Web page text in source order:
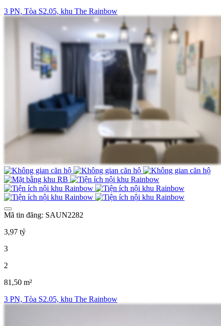
3 PN, Tòa S2.05, khu The Rainbow
Mã tin đăng: SAUN2282
3,97 tỷ
3
2
81,50 m²
3 PN, Tòa S2.05, khu The Rainbow